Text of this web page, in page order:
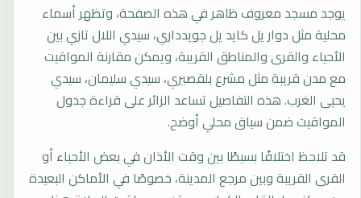
يوجد مسجد معروف ظاهر في هذه الصفحة، وتظهر أسماء
محلية مثل دوار يل كايد يل جويدداري، سيدي اللال تازي بين
الأحياء والقرى والمناطق القريبة، ويمكن مقارنة المواقيت
مع مدن قريبة مثل مشرع بلقصيري، سيدي سليمان، سيدي
يحيى الغرب. هذه التفاصيل تساعد الزائر على قراءة جدول
المواقيت ضمن سياق محلي أوضح.
قد تلاحظ اختلافًا بسيطًا بين وقت الأذان في بعض الأحياء أو
القرى القريبة وبين مرجع المدينة، خصوصًا في الأماكن البعيدة